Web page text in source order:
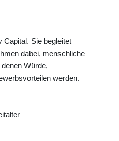
Capital. Sie begleitet
dabei, menschliche
Würde,
werden.